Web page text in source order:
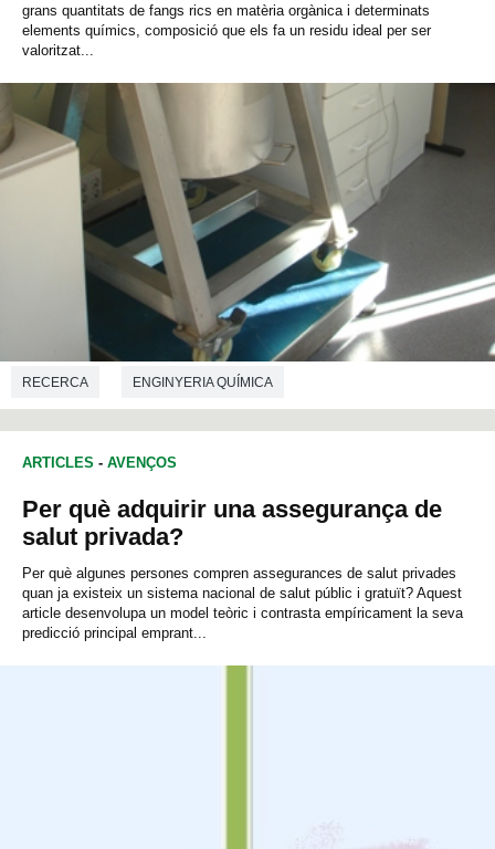
grans quantitats de fangs rics en matèria orgànica i determinats
elements químics, composició que els fa un residu ideal per ser
valoritzat...
RECERCA ENGINYERIA QUÍMICA
ARTICLES - AVENÇOS
Per què adquirir una assegurança de
salut privada?
Per què algunes persones compren assegurances de salut privades
quan ja existeix un sistema nacional de salut públic i gratuït? Aquest
article desenvolupa un model teòric i contrasta empíricament la seva
predicció principal emprant...